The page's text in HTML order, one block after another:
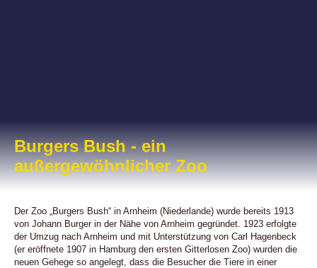
Burgers Bush - ein
außergewöhnlicher Zoo
Der Zoo „Burgers Bush“ in Arnheim (Niederlande) wurde bereits 1913
von Johann Burger in der Nähe von Arnheim gegründet. 1923 erfolgte
der Umzug nach Arnheim und mit Unterstützung von Carl Hagenbeck
(er eröffnete 1907 in Hamburg den ersten Gitterlosen Zoo) wurden die
neuen Gehege so angelegt, dass die Besucher die Tiere in einer